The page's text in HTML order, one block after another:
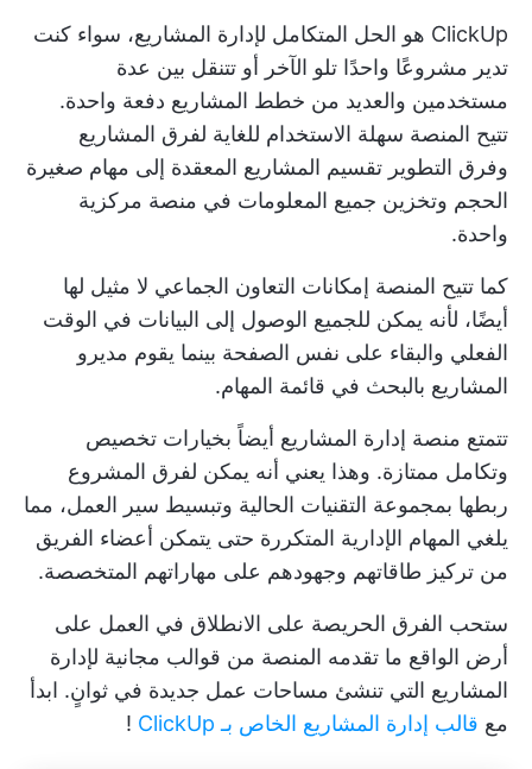
ClickUp هو الحل المتكامل لإدارة المشاريع، سواء كنت
تدير مشروعًا واحدًا تلو الآخر أو تتنقل بين عدة
مستخدمين والعديد من خطط المشاريع دفعة واحدة.
تتيح المنصة سهلة الاستخدام للغاية لفرق المشاريع
وفرق التطوير تقسيم المشاريع المعقدة إلى مهام صغيرة
الحجم وتخزين جميع المعلومات في منصة مركزية
واحدة.
كما تتيح المنصة إمكانات التعاون الجماعي لا مثيل لها
أيضًا، لأنه يمكن للجميع الوصول إلى البيانات في الوقت
الفعلي والبقاء على نفس الصفحة بينما يقوم مديرو
المشاريع بالبحث في قائمة المهام.
تتمتع منصة إدارة المشاريع أيضاً بخيارات تخصيص
وتكامل ممتازة. وهذا يعني أنه يمكن لفرق المشروع
ربطها بمجموعة التقنيات الحالية وتبسيط سير العمل، مما
يلغي المهام الإدارية المتكررة حتى يتمكن أعضاء الفريق
من تركيز طاقاتهم وجهودهم على مهاراتهم المتخصصة.
ستحب الفرق الحريصة على الانطلاق في العمل على
أرض الواقع ما تقدمه المنصة من قوالب مجانية لإدارة
المشاريع التي تنشئ مساحات عمل جديدة في ثوانٍ. ابدأ
مع قالب إدارة المشاريع الخاص بـ ClickUp !